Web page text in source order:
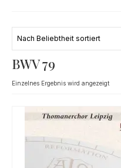
Musik
Bücher
KidsStore
BWV 79
Einzelnes Ergebnis wird angezeigt